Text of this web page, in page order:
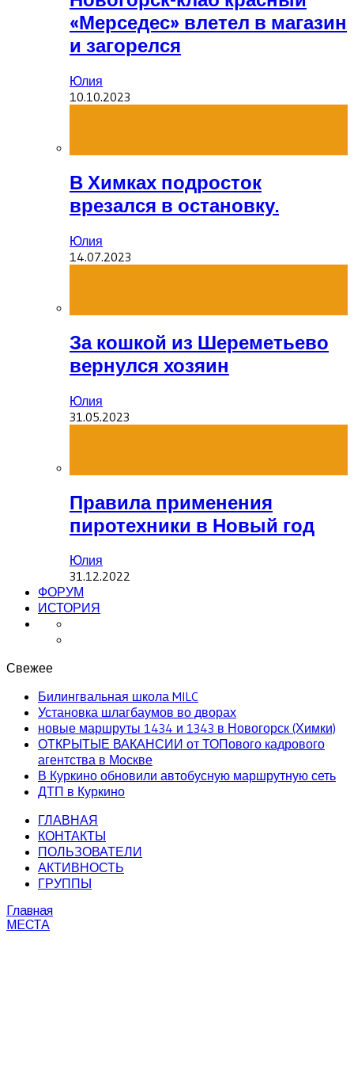
«Мерседес» влетел в магазин
и загорелся
Юлия
10.10.2023
В Химках подросток
врезался в остановку.
Юлия
14.07.2023
За кошкой из Шереметьево
вернулся хозяин
Юлия
31.05.2023
Правила применения
пиротехники в Новый год
Юлия
31.12.2022
ФОРУМ
ИСТОРИЯ
Свежее
Билингвальная школа MILC
Установка шлагбаумов во дворах
новые маршруты 1434 и 1343 в Новогорск (Химки)
ОТКРЫТЫЕ ВАКАНСИИ от ТОПового кадрового
агентства в Москве
В Куркино обновили автобусную маршрутную сеть
ДТП в Куркино
ГЛАВНАЯ
КОНТАКТЫ
ПОЛЬЗОВАТЕЛИ
АКТИВНОСТЬ
ГРУППЫ
Главная
МЕСТА